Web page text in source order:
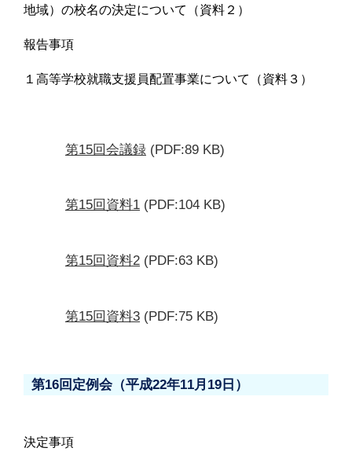
地域）の校名の決定について（資料２）
報告事項
１高等学校就職支援員配置事業について（資料３）
第15回会議録 (PDF:89 KB)
第15回資料1 (PDF:104 KB)
第15回資料2 (PDF:63 KB)
第15回資料3 (PDF:75 KB)
第16回定例会（平成22年11月19日）
決定事項